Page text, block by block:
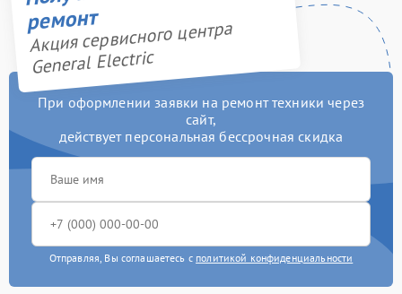
ремонт
Акция сервисного центра
General Electric
При оформлении заявки на ремонт техники через
сайт,
действует персональная бессрочная скидка
Отправляя, Вы соглашаетесь с политикой конфиденциальности